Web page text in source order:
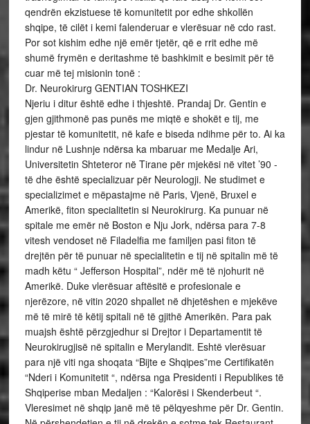
qendrën ekzistuese të komunitetit por edhe shkollën
shqipe, të cilët i kemi falenderuar e vlerësuar në cdo rast.
Por sot kishim edhe një emër tjetër, që e rrit edhe më
shumë frymën e deritashme të bashkimit e besimit për të
cuar më tej misionin tonë :
Dr. Neurokirurg GENTIAN TOSHKEZI
Njeriu i ditur është edhe i thjeshtë. Prandaj Dr. Gentin e
gjen gjithmonë pas punës me miqtë e shokët e tij, me
pjestar të komunitetit, në kafe e biseda ndihme për to. Ai ka
lindur në Lushnje ndërsa ka mbaruar me Medalje Ari,
Universitetin Shteteror në Tirane për mjekësi në vitet ’90 -
të dhe është specializuar për Neurologji. Ne studimet e
specializimet e mëpastajme në Paris, Vjenë, Bruxel e
Amerikë, fiton specialitetin si Neurokirurg. Ka punuar në
spitale me emër në Boston e Nju Jork, ndërsa para 7-8
vitesh vendoset në Filadelfia me familjen pasi fiton të
drejtën për të punuar në specialitetin e tij në spitalin më të
madh këtu “ Jefferson Hospital”, ndër më të njohurit në
Amerikë. Duke vlerësuar aftësitë e profesionale e
njerëzore, në vitin 2020 shpallet në dhjetëshen e mjekëve
më të mirë të këtij spitali në të gjithë Amerikën. Para pak
muajsh është përzgjedhur si Drejtor i Departamentit të
Neurokirugjisë në spitalin e Merylandit. Eshtë vlerësuar
para një viti nga shoqata “Bijte e Shqipes”me Certifikatën
“Nderi i Komunitetit “, ndërsa nga Presidenti i Republikes të
Shqiperise mban Medaljen : “Kalorësi i Skenderbeut “.
Vleresimet në shqip janë më të pëlqyeshme për Dr. Gentin.